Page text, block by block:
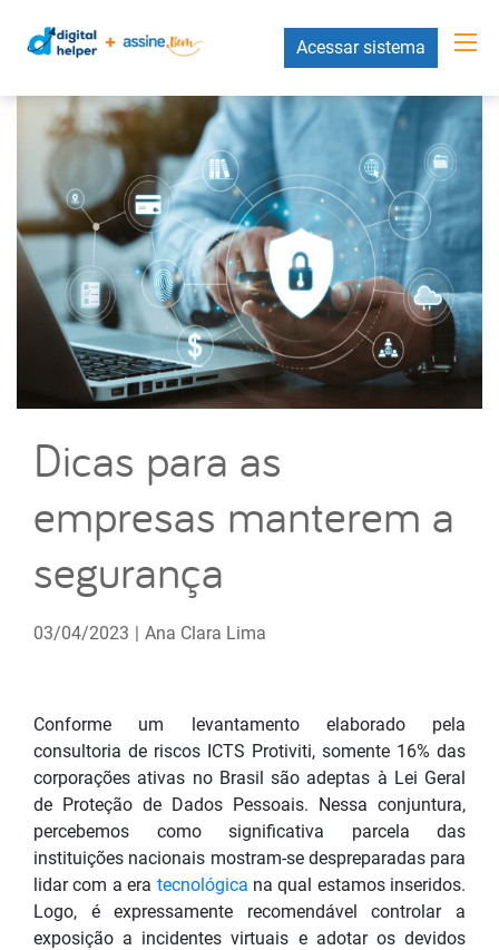
Acessar sistema
Dicas para as
empresas manterem a
segurança
03/04/2023 | Ana Clara Lima
Conforme um levantamento elaborado pela
consultoria de riscos ICTS Protiviti, somente 16% das
corporações ativas no Brasil são adeptas à Lei Geral
de Proteção de Dados Pessoais. Nessa conjuntura,
percebemos como significativa parcela das
instituições nacionais mostram-se despreparadas para
lidar com a era tecnológica na qual estamos inseridos.
Logo, é expressamente recomendável controlar a
exposição a incidentes virtuais e adotar os devidos